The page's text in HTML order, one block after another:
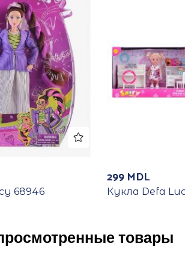
68946
299 MDL
Кукла Defa
товары